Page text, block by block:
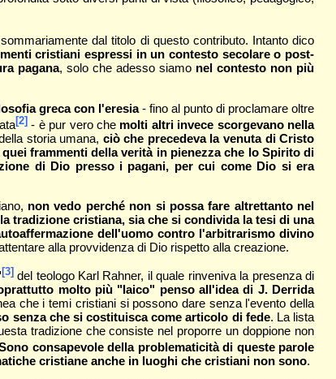
dal titolo di questo contributo. Intanto dico
cristiani espressi in un contesto secolare o post-
pagana, solo che adesso siamo nel contesto non più
greca con l'eresia- fino al punto di proclamare oltre
[2]- è pur vero che molti altri invece scorgevano nella
storia umana, ciò che precedeva la venuta di Cristo
quei frammenti della verità in pienezza che lo Spirito di
di Dio presso i pagani, per cui come Dio si era
non vedo perché non si possa fare altrettanto nel
tradizione cristiana, sia che si condivida la tesi di una
dell'uomo contro l'arbitrarismo divino
alla provvidenza di Dio rispetto alla creazione.
[3]del teologo Karl Rahner, il quale rinveniva la presenza di
molto più "laico" penso all'idea di J. Derrida
che i temi cristiani si possono dare senza l'evento della
senza che si costituisca come articolo di fede. La lista
tradizione che consiste nel proporre un doppione non
consapevole della problematicità di queste parole
cristiane anche in luoghi che cristiani non sono.